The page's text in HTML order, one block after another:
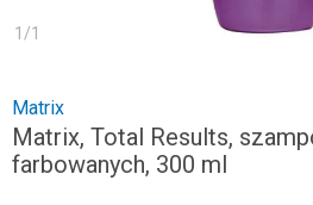
1 /1
Matrix
Matrix, Total Results,
farbowanych, 300 ml